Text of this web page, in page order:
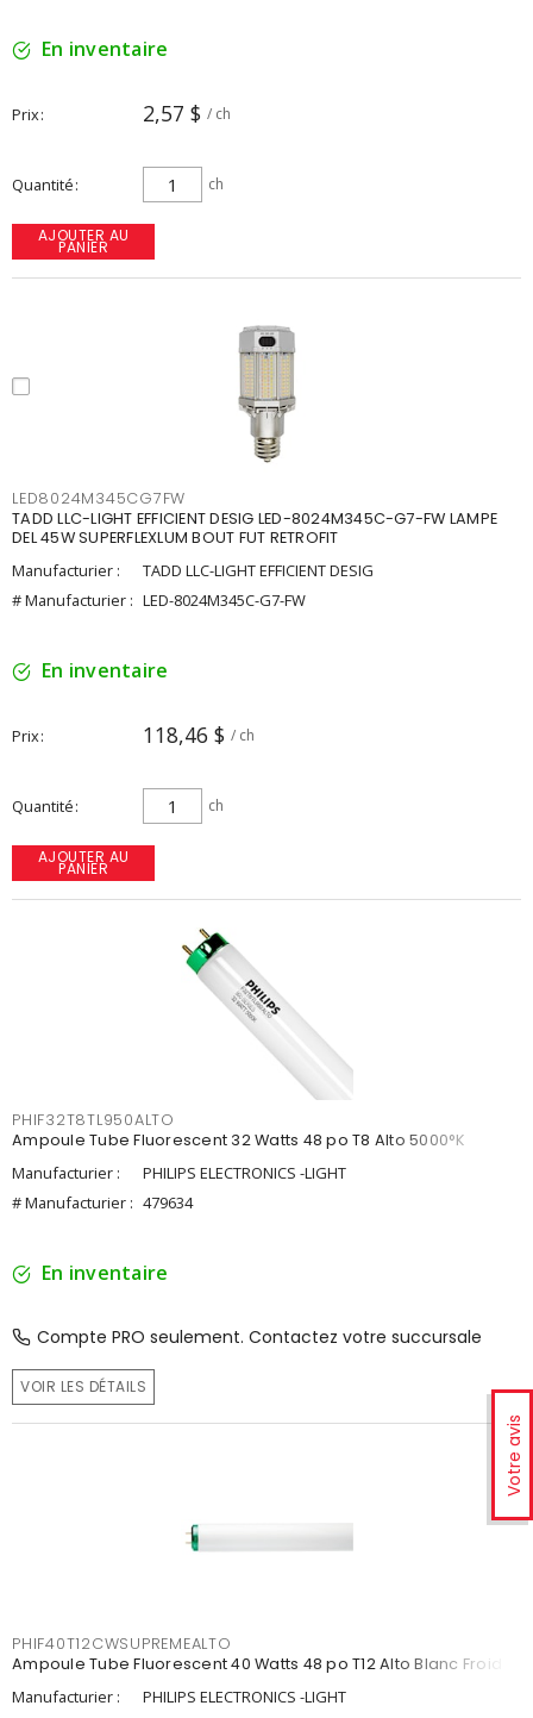
Votre avis
En inventaire
Prix 2,57 $ / ch
Quantité ch
AJOUTER AU
PANIER
LED8024M345CG7FW
TADD LLC-LIGHT EFFICIENT DESIG LED-8024M345C-G7-FW LAMPE
DEL 45W SUPERFLEXLUM BOUT FUT RETROFIT
Manufacturier :
TADD LLC-LIGHT EFFICIENT DESIG
# Manufacturier : LED-8024M345C-G7-FW
En inventaire
Prix 118,46 $ / ch
Quantité ch
AJOUTER AU
PANIER
PHIF32T8TL950ALTO
Ampoule Tube Fluorescent 32 Watts 48 po T8 Alto 5000°K
Manufacturier :
PHILIPS ELECTRONICS -LIGHT
# Manufacturier : 479634
En inventaire
Compte PRO seulement. Contactez votre succursale
VOIR LES DÉTAILS
PHIF40T12CWSUPREMEALTO
Ampoule Tube Fluorescent 40 Watts 48 po T12 Alto Blanc Froid
Manufacturier :
PHILIPS ELECTRONICS -LIGHT